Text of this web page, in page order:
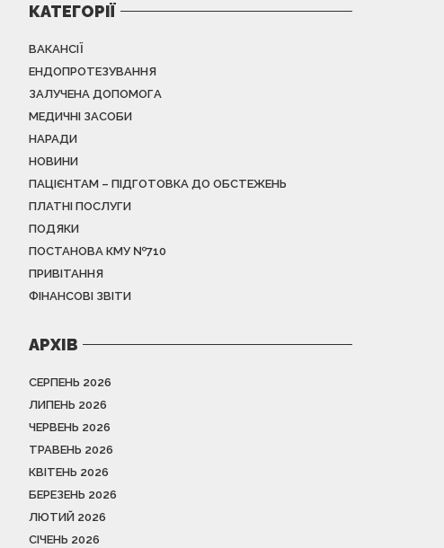
КАТЕГОРІЇ
ВАКАНСІЇ
ЕНДОПРОТЕЗУВАННЯ
ЗАЛУЧЕНА ДОПОМОГА
МЕДИЧНІ ЗАСОБИ
НАРАДИ
НОВИНИ
ПАЦІЄНТАМ – ПІДГОТОВКА ДО ОБСТЕЖЕНЬ
ПЛАТНІ ПОСЛУГИ
ПОДЯКИ
ПОСТАНОВА КМУ №710
ПРИВІТАННЯ
ФІНАНСОВІ ЗВІТИ
АРХІВ
СЕРПЕНЬ 2026
ЛИПЕНЬ 2026
ЧЕРВЕНЬ 2026
ТРАВЕНЬ 2026
КВІТЕНЬ 2026
БЕРЕЗЕНЬ 2026
ЛЮТИЙ 2026
СІЧЕНЬ 2026